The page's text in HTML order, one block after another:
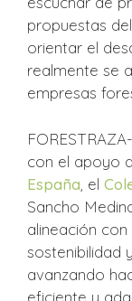
propuestas
orientar el
realmente se
empresas
con el apoyo
España , el
Sancho
alineación con
sostenibilidad
avanzando
eficiente y